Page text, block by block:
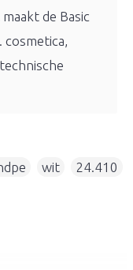
de Basic
cosmetica,
wit 24.410